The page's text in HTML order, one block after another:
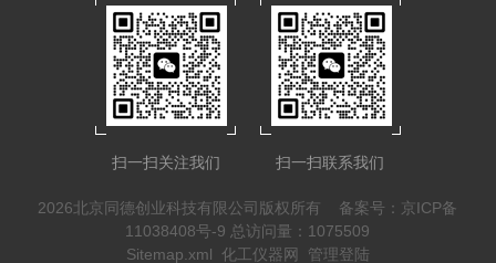
扫一扫关注我们 扫一扫联系我们
2026北京同德创业科技有限公司版权所有 备案号：京ICP备
11038408号-9 总访问量：1075509
Sitemap.xml 化工仪器网 管理登陆